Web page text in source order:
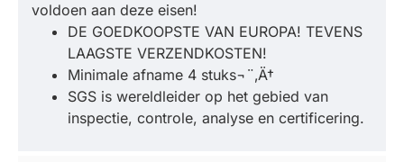
voldoen aan deze eisen!
DE GOEDKOOPSTE VAN EUROPA! TEVENS
LAAGSTE VERZENDKOSTEN!
Minimale afname 4 stuks¬¨‚Ä†
SGS is wereldleider op het gebied van
inspectie, controle, analyse en certificering.